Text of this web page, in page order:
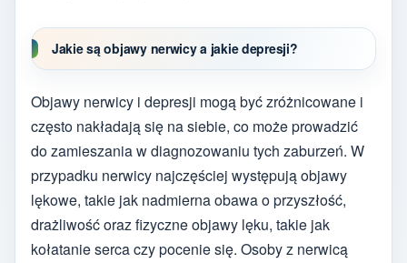
Jakie są objawy nerwicy a jakie depresji?
Objawy nerwicy i depresji mogą być zróżnicowane i
często nakładają się na siebie, co może prowadzić
do zamieszania w diagnozowaniu tych zaburzeń. W
przypadku nerwicy najczęściej występują objawy
lękowe, takie jak nadmierna obawa o przyszłość,
drażliwość oraz fizyczne objawy lęku, takie jak
kołatanie serca czy pocenie się. Osoby z nerwicą